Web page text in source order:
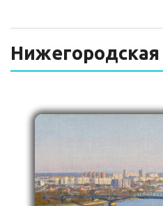
Нижегородская